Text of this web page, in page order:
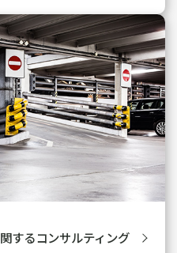
関するコンサルティング